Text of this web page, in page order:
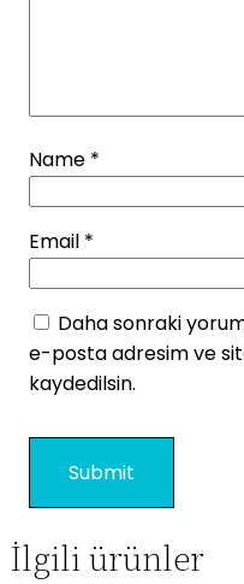
Name *
Email *
Daha sonraki
e-posta adresim ve
kaydedilsin.
İlgili ürünler